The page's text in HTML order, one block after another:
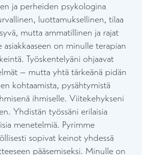
ja perheiden psykologina
luottamuksellinen, tilaa
mutta ammatillinen ja rajat
asiakkaaseen on minulle terapian
Työskentelyäni ohjaavat
– mutta yhtä tärkeänä pidän
kohtaamista, pysähtymistä
ihmiselle. Viitekehykseni
Yhdistän työssäni erilaisia
menetelmiä. Pyrimme
sopivat keinot yhdessä
pääsemiseksi. Minulle on